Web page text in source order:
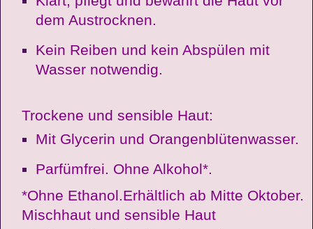
dem Austrocknen.
Kein Reiben und kein Abspülen mit
Wasser notwendig.
Trockene und sensible Haut:
Mit Glycerin und Orangenblütenwasser.
Parfümfrei. Ohne Alkohol*.
*Ohne Ethanol.Erhältlich ab Mitte Oktober.
Mischhaut und sensible Haut